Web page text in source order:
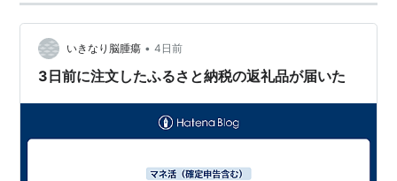
いきなり脳腫瘍 • 4日前
3日前に注文したふるさと納税の返礼品が届いた